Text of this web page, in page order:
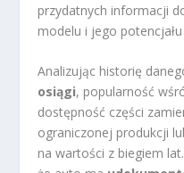
przydatnych informacji
modelu i jego
Analizując historię
osiągi, popularność
dostępność części
ograniczonej produkcji
na wartości z biegiem